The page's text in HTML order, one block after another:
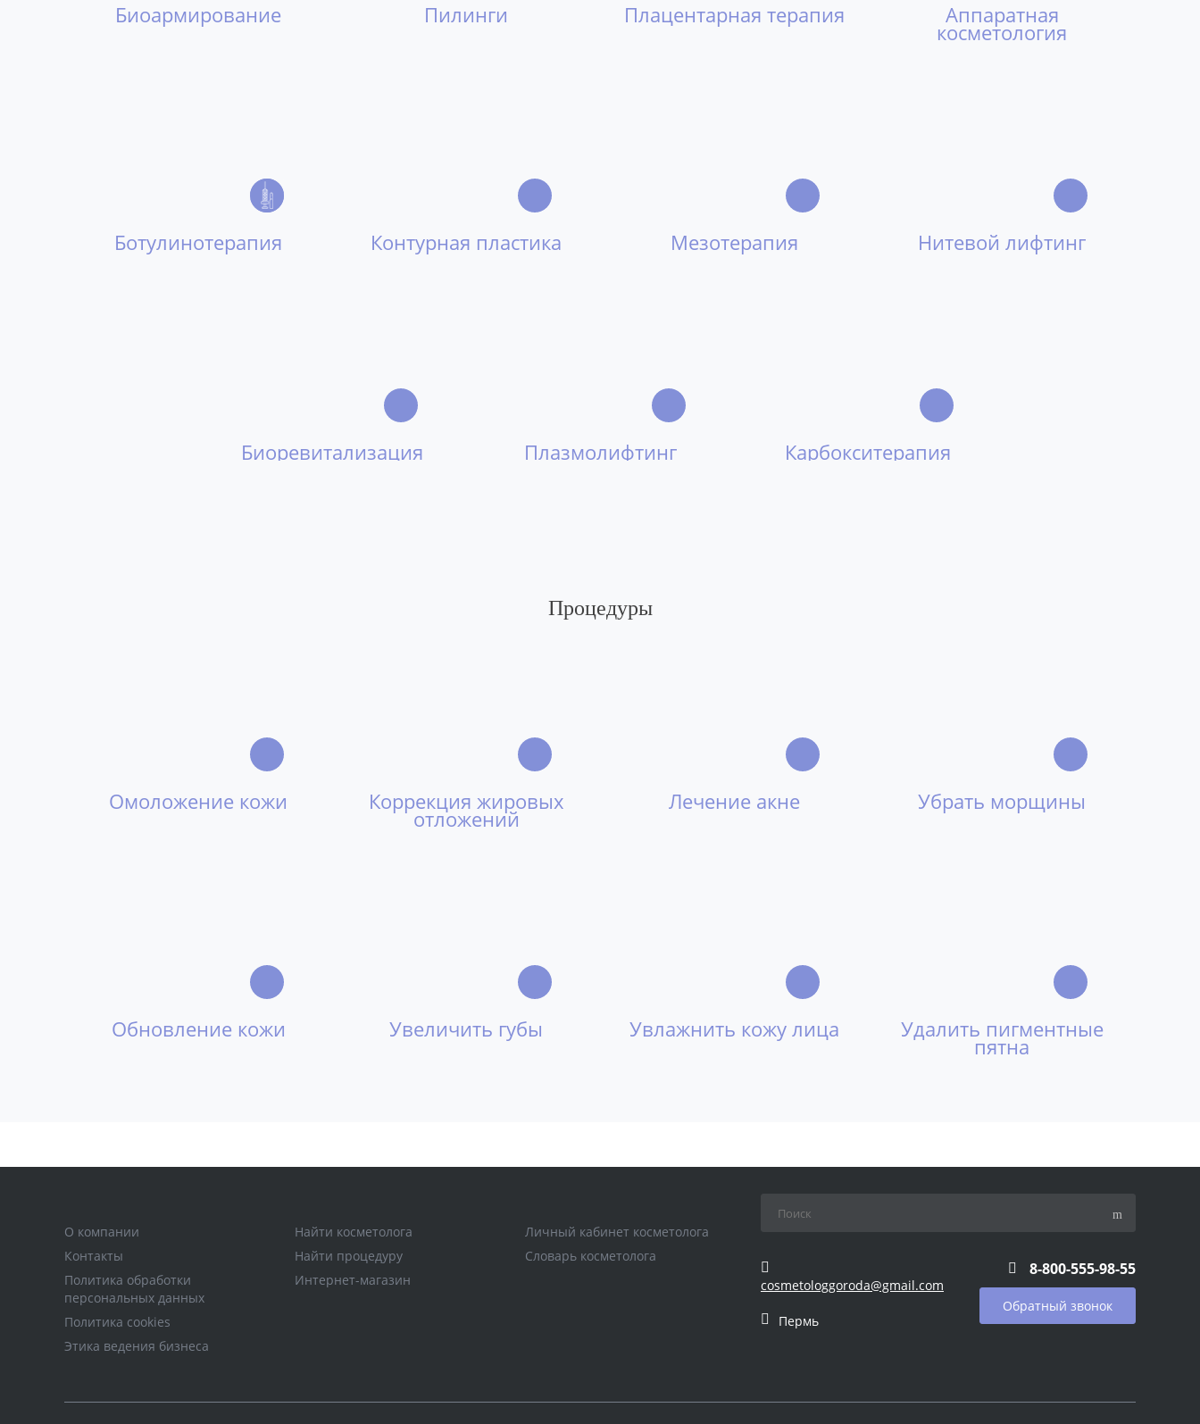
Биоармирование Пилинги Плацентарная терапия Аппаратная
косметология
Ботулинотерапия Контурная пластика Мезотерапия Нитевой лифтинг
Биоревитализация Плазмолифтинг Карбокситерапия
Процедуры
Омоложение кожи Коррекция жировых
отложений
Лечение акне Убрать морщины
Обновление кожи Увеличить губы Увлажнить кожу лица Удалить пигментные
пятна
О компании
Контакты
Политика обработки
персональных данных
Политика cookies
Этика ведения бизнеса
Найти косметолога
Найти процедуру
Интернет-магазин
Личный кабинет косметолога
Словарь косметолога
cosmetologgoroda@gmail.com
Пермь
8-800-555-98-55
Обратный звонок